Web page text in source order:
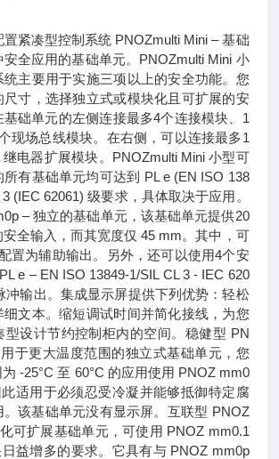
紧凑型控制系统 PNOZmulti Mini – 基础
全应用的基础单元。PNOZmulti Mini 小
主要用于实施三项以上的安全功能。您
寸，选择独立式或模块化且可扩展的安
础单元的左侧连接最多4个连接模块、1
现场总线模块。在右侧，可以连接最多1
电器扩展模块。PNOZmulti Mini 小型可
有基础单元均可达到 PL e (EN ISO 138
(IEC 62061) 级要求，具体取决于应用。
– 独立的基础单元，该基础单元提供20
全输入，而其宽度仅 45 mm。其中，可
置为辅助输出。另外，还可以使用4个安
e – EN ISO 13849-1/SIL CL 3 - IEC 620
冲输出。集成显示屏提供下列优势：轻松
文本。缩短调试时间并简化接线，为您
型设计节约控制柜内的空间。稳健型 PN
于更大温度范围的独立式基础单元，您
-25°C 至 60°C 的应用使用 PNOZ mm0
适用于必须忍受冷凝并能够抵御特定腐
该基础单元没有显示屏。互联型 PNOZ
可扩展基础单元，可使用 PNOZ mm0.1
益增多的要求。它具有与 PNOZ mm0p